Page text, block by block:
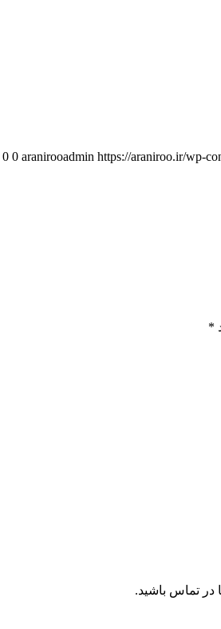
0 0 aranirooadmin https://araniroo.ir/wp-
*
در تماس باشید.